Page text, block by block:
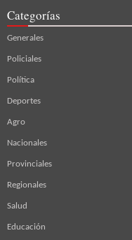
Categorías
Generales
Policiales
Política
Deportes
Agro
Nacionales
Provinciales
Regionales
Salud
Educación